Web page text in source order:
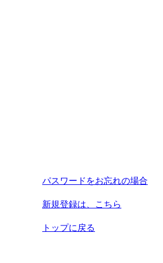
パスワードをお忘れの場合
新規登録は、こちら
トップに戻る